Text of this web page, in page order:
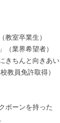
室卒業生）
業界希望者）
きちんと向きあい
ボーンを持った